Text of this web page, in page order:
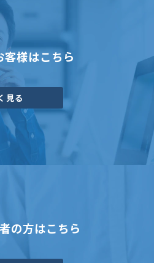
客様はこちら
見る
の方はこちら